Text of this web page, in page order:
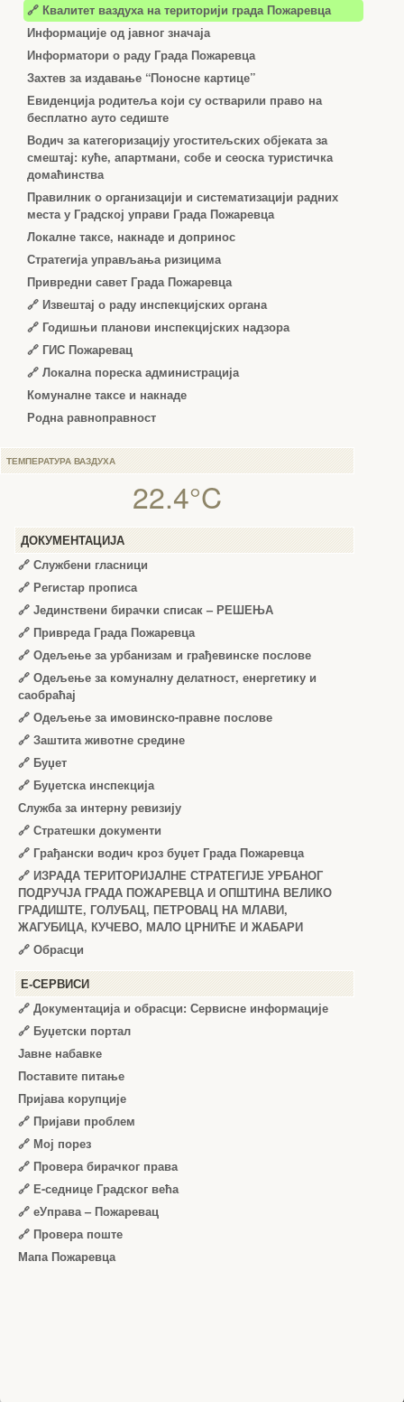
🔗 Квалитет ваздуха на територији града Пожаревца
Информације од јавног значаја
Информатори о раду Града Пожаревца
Захтев за издавање “Поносне картице”
Евиденција родитеља који су остварили право на
бесплатно ауто седиште
Водич за категоризацију угоститељских објеката за
смештај: куће, апартмани, собе и сеоска туристичка
домаћинства
Правилник о организацији и систематизацији радних
места у Градској управи Града Пожаревца
Локалне таксе, накнаде и допринос
Стратегија управљања ризицима
Привредни савет Града Пожаревца
🔗 Извештај о раду инспекцијских органа
🔗 Годишњи планови инспекцијских надзора
🔗 ГИС Пожаревац
🔗 Локална пореска администрација
Комуналне таксе и накнаде
Родна равноправност
ТЕМПЕРАТУРА ВАЗДУХА
22.4°C
ДОКУМЕНТАЦИЈА
🔗 Службени гласници
🔗 Регистар прописа
🔗 Јединствени бирачки списак – РЕШЕЊА
🔗 Привреда Града Пожаревца
🔗 Одељење за урбанизам и грађевинске послове
🔗 Одељење за комуналну делатност, енергетику и
саобраћај
🔗 Одељење за имовинско-правне послове
🔗 Заштита животне средине
🔗 Буџет
🔗 Буџетска инспекција
Служба за интерну ревизију
🔗 Стратешки документи
🔗 Грађански водич кроз буџет Града Пожаревца
🔗 ИЗРАДА ТЕРИТОРИЈАЛНЕ СТРАТЕГИЈЕ УРБАНОГ
ПОДРУЧЈА ГРАДА ПОЖАРЕВЦА И ОПШТИНА ВЕЛИКО
ГРАДИШТЕ, ГОЛУБАЦ, ПЕТРОВАЦ НА МЛАВИ,
ЖАГУБИЦА, КУЧЕВО, МАЛО ЦРНИЋЕ И ЖАБАРИ
🔗 Обрасци
Е-СЕРВИСИ
🔗 Документација и обрасци: Сервисне информације
🔗 Буџетски портал
Јавне набавке
Поставите питање
Пријава корупције
🔗 Пријави проблем
🔗 Мој порез
🔗 Провера бирачког права
🔗 Е-седнице Градског већа
🔗 еУправа – Пожаревац
🔗 Провера поште
Мапа Пожаревца